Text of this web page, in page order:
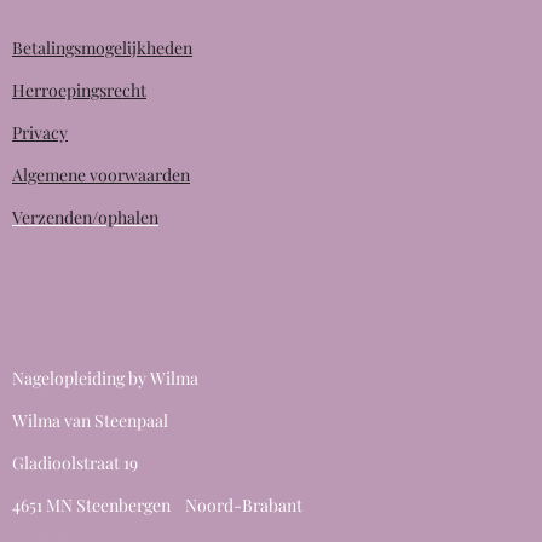
Betalingsmogelijkheden
Herroepingsrecht
Privacy
Algemene voorwaarden
Verzenden/ophalen
Nagelopleiding by Wilma
Wilma van Steenpaal
Gladioolstraat 19
4651 MN Steenbergen Noord-Brabant